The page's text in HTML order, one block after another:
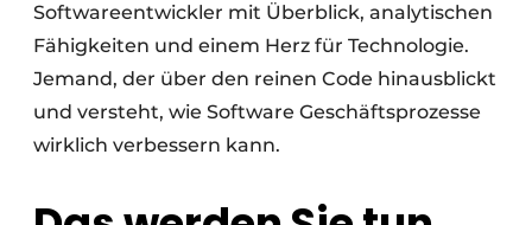
Softwareentwickler mit Überblick, analytischen
Fähigkeiten und einem Herz für Technologie.
Jemand, der über den reinen Code hinausblickt
und versteht, wie Software Geschäftsprozesse
wirklich verbessern kann.